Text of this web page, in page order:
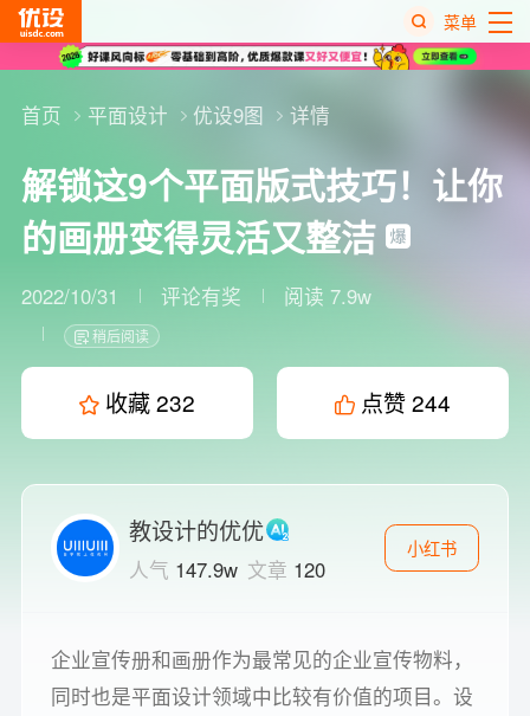
菜单
首页 平面设计 优设9图 详情
解锁这9个平面版式技巧！让你
的画册变得灵活又整洁
2022/10/31 评论有奖 阅读 7.9w
稍后阅读
收藏232 点赞244
企业宣传册和画册作为最常见的企业宣传物料，
同时也是平面设计领域中比较有价值的项目。设
教设计的优优
人气 147.9w 文章 120
小红书